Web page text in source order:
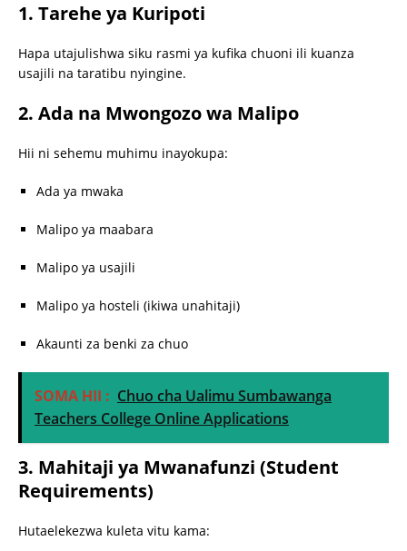
1. Tarehe ya Kuripoti
Hapa utajulishwa siku rasmi ya kufika chuoni ili kuanza
usajili na taratibu nyingine.
2. Ada na Mwongozo wa Malipo
Hii ni sehemu muhimu inayokupa:
Ada ya mwaka
Malipo ya maabara
Malipo ya usajili
Malipo ya hosteli (ikiwa unahitaji)
Akaunti za benki za chuo
SOMA HII : Chuo cha Ualimu Sumbawanga
Teachers College Online Applications
3. Mahitaji ya Mwanafunzi (Student
Requirements)
Hutaelekezwa kuleta vitu kama: